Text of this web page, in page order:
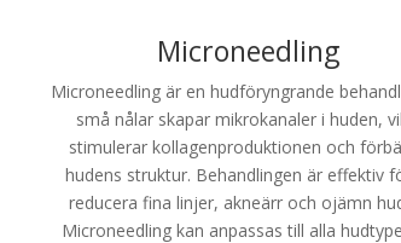
Microneedling
Microneedling är en hudföryngrande
små nålar skapar mikrokanaler i huden,
stimulerar kollagenproduktionen och
hudens struktur. Behandlingen är effektiv
reducera fina linjer, akneärr och ojämn
Microneedling kan anpassas till alla